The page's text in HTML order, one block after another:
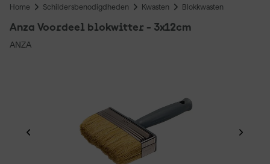
Home Schildersbenodigdheden Kwasten Blokkwasten
Anza Voordeel blokwitter - 3x12cm
ANZA